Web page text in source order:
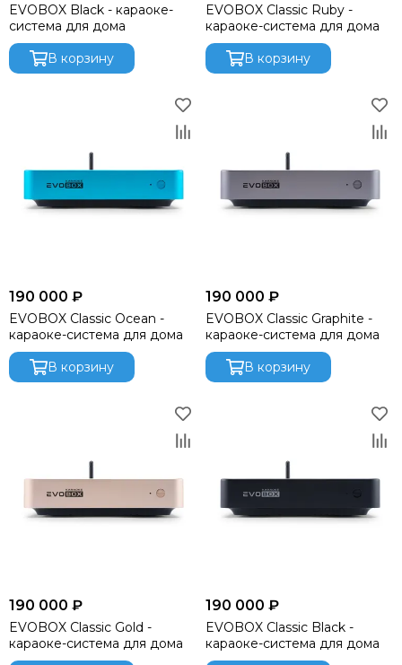
EVOBOX Black - караоке-
система для дома
В корзину
EVOBOX Classic Ruby -
караоке-система для дома
В корзину
190 000 ₽
EVOBOX Classic Ocean -
караоке-система для дома
В корзину
190 000 ₽
EVOBOX Classic Graphite -
караоке-система для дома
В корзину
190 000 ₽
EVOBOX Classic Gold -
караоке-система для дома
190 000 ₽
EVOBOX Classic Black -
караоке-система для дома